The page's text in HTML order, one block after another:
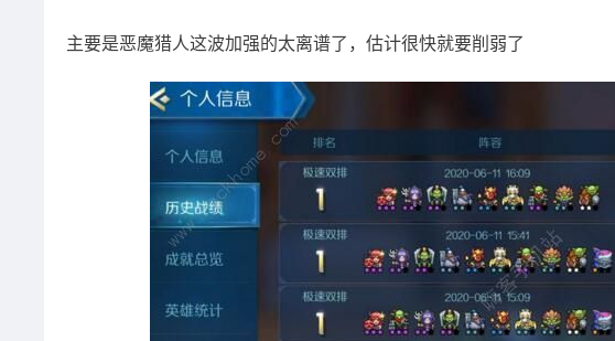
主要是恶魔猎人这波加强的太离谱了，估计很快就要削弱了